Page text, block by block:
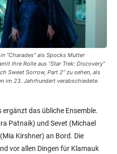
“Charades” als Spocks Mutter
ihre Rolle aus “Star Trek: Discovery”
Sweet Sorrow, Part 2” zu sehen, als
im 23. Jahrhundert verabschiedete.
das übliche Ensemble.
Patnaik) und Sevet (Michael
Kirshner) an Bord. Die
vor allen Dingen für Klamauk